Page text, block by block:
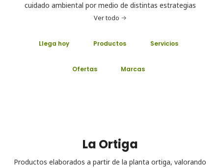
cuidado ambiental por medio de distintas estrategias
Ver todo
Llega hoy Productos Servicios
Ofertas Marcas
La Ortiga
Productos elaborados a partir de la planta ortiga, valorando